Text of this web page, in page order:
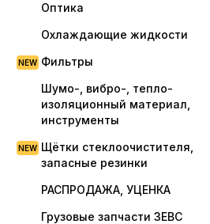
Оптика
Охлаждающие жидкости
Фильтры
Шумо-, вибро-, тепло-
изоляционный материал,
инструменты
Щётки стеклоочистителя,
запасные резинки
РАСПРОДАЖА, УЦЕНКА
Грузовые запчасти ЗЕВС